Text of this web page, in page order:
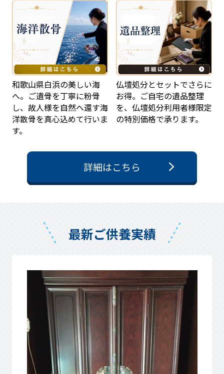
和歌山県白浜の美しい海
へ。ご遺骨を丁寧に粉骨
し、故人様を自然へ還す海
洋散骨を真心込めて行いま
す。
仏壇処分とセットでさらに
お得。ご自宅の遺品整理
を、仏壇処分利用者様限定
の特別価格で承ります。
詳細はこちら
最新ご供養実績